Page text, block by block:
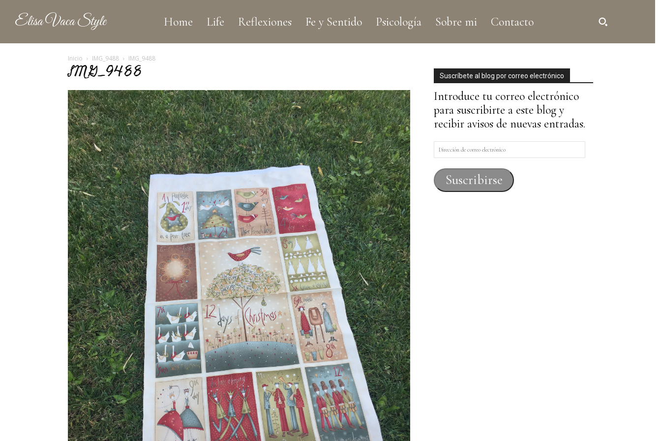
Elisa Vaca Style Home Life Reflexiones Fe y Sentido Psicología Sobre mi Contacto
Inicio IMG_9488 IMG_9488
IMG_9488 Suscríbete al blog por correo electrónico
Introduce tu correo electrónico
para suscribirte a este blog y
recibir avisos de nuevas entradas.
Dirección
de
correo
electrónico
Suscribirse